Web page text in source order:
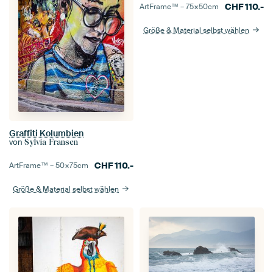
Graffiti Kolumbien
von Sylvia Fransen
ArtFrame™ –50×75cm CHF110.-
Größe & Material selbst wählen
ArtFrame™ –75×50cm CHF110.-
Größe & Material selbst wählen